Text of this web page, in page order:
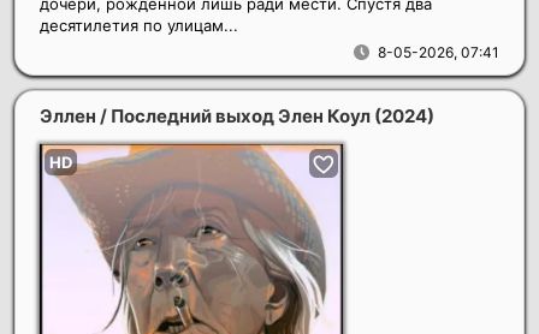
8-05-2026, 07:41
дочери, рождённой лишь ради мести. Спустя два
десятилетия по улицам...
Эллен / Последний выход Элен Коул (2024)